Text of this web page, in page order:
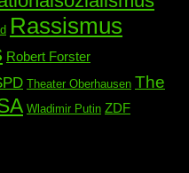
Rassismus
Robert Forster
Theater Oberhausen The
Wladimir Putin ZDF